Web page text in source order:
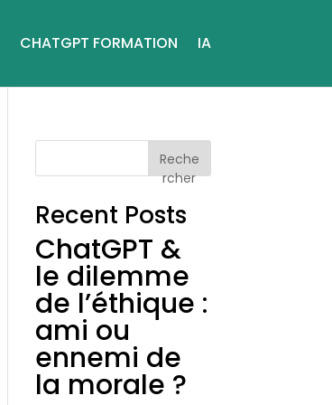
CHATGPT FORMATION IA
Reche
rcher
Recent Posts
ChatGPT &
le dilemme
de l’éthique :
ami ou
ennemi de
la morale ?